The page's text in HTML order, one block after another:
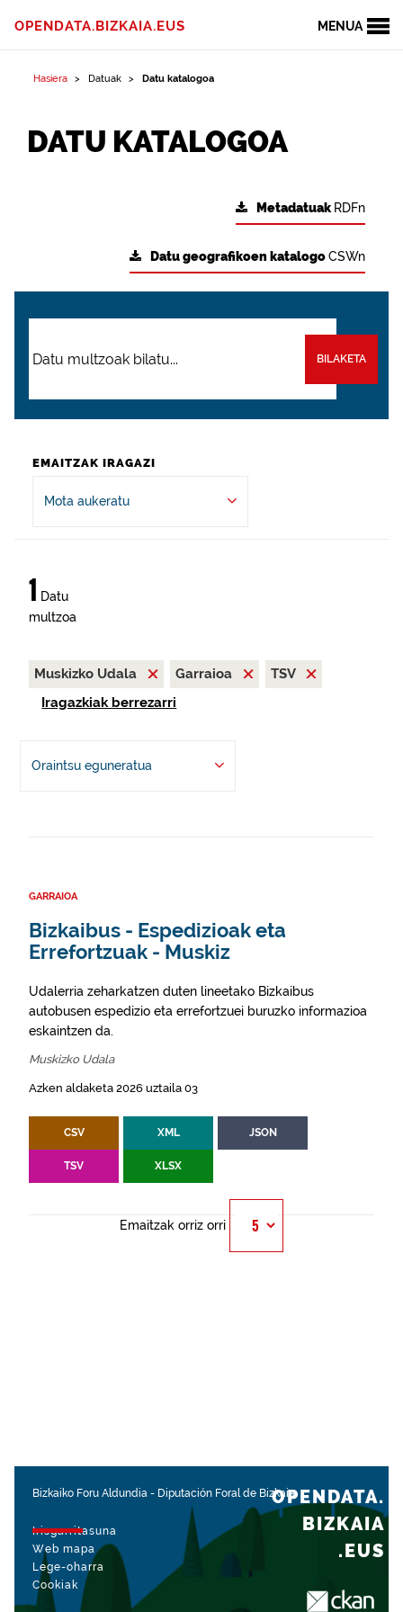
MENUA
OPENDATA.BIZKAIA.EUS
Hasiera Datuak Datu katalogoa
DATU KATALOGOA
Metadatuak RDFn
Datu geografikoen katalogoCSWn
BILAKETA
EMAITZAK IRAGAZI
Mota aukeratu
1 Datu
multzoa
Muskizko Udala Garraioa
TSV
Iragazkiak berrezarri
Oraintsu eguneratua
GARRAIOA
Bizkaibus - Espedizioak eta
Errefortzuak - Muskiz
Udalerria zeharkatzen duten lineetako Bizkaibus
autobusen espedizio eta errefortzuei buruzko informazioa
eskaintzen da.
Muskizko Udala
Azken aldaketa 2026 uztaila 03
CSV XML JSON
TSV XLSX
Emaitzak orriz orri
Bizkaiko Foru Aldundia - Diputación Foral de Bizkaia
Irisgarritasuna
Web mapa
Lege-oharra
Cookiak
OPENDATA.
BIZKAIA
.EUS